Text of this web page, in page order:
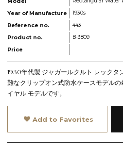
Year of Manufacture 1930s
Reference no. 443
Product no. B-3809
Price
1930年代製 ジャガールクルト レックタ
難なクリップオン式防水ケースモデル
イヤル モデルです。
Add to Favorites